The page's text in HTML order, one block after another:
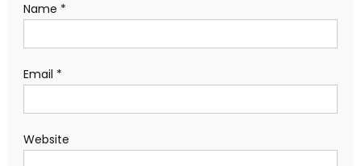
Name *
Email *
Website